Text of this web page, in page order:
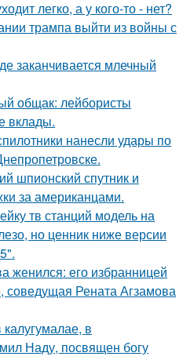
легко, а у кого-то - нет?
трампа выйти из войны с
заканчивается млечный
общак: лейбористы
вклады.
нанесли удары по
шпионский спутник и
за американцами.
тв станций модель на
но ценник ниже версии
женился: его избранницей
соведущая Рената Агзамова
в
Наду, посвящен богу